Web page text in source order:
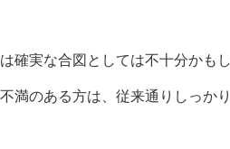
実な合図としては不十分かもし
満のある方は、従来通りしっか